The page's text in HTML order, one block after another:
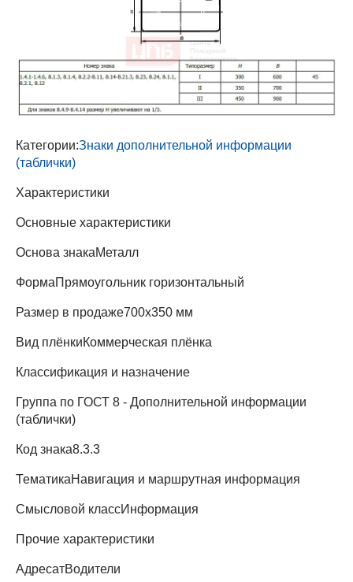
Категории:Знаки дополнительной информации
(таблички)
Характеристики
Основные характеристики
Основа знакаМеталл
ФормаПрямоугольник горизонтальный
Размер в продаже700х350 мм
Вид плёнкиКоммерческая плёнка
Классификация и назначение
Группа по ГОСТ 8 - Дополнительной информации
(таблички)
Код знака8.3.3
ТематикаНавигация и маршрутная информация
Смысловой классИнформация
Прочие характеристики
АдресатВодители